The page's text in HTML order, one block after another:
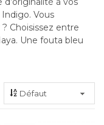
Vous
Choisissez entre
Une fouta bleu